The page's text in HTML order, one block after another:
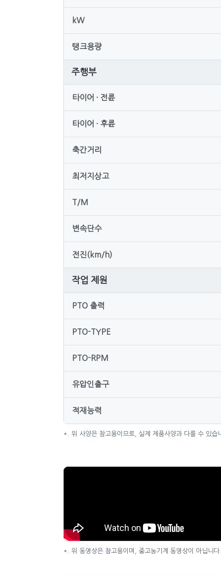
kW
탱크용량
주행부
타이어 · 전륜
타이어 · 후륜
축간거리
최저지상고
T/M
변속단수
전진(km/h)
작업 제원
PTO 출력
PTO-TYPE
PTO-RPM
유압인출구
적재능력
*. 위 사양은 참고용이므로, 실제 제품사양과 다를 수 있습
*. 위 동영상은 참고용이며, 중고농기계 동영상이 아닙니다.